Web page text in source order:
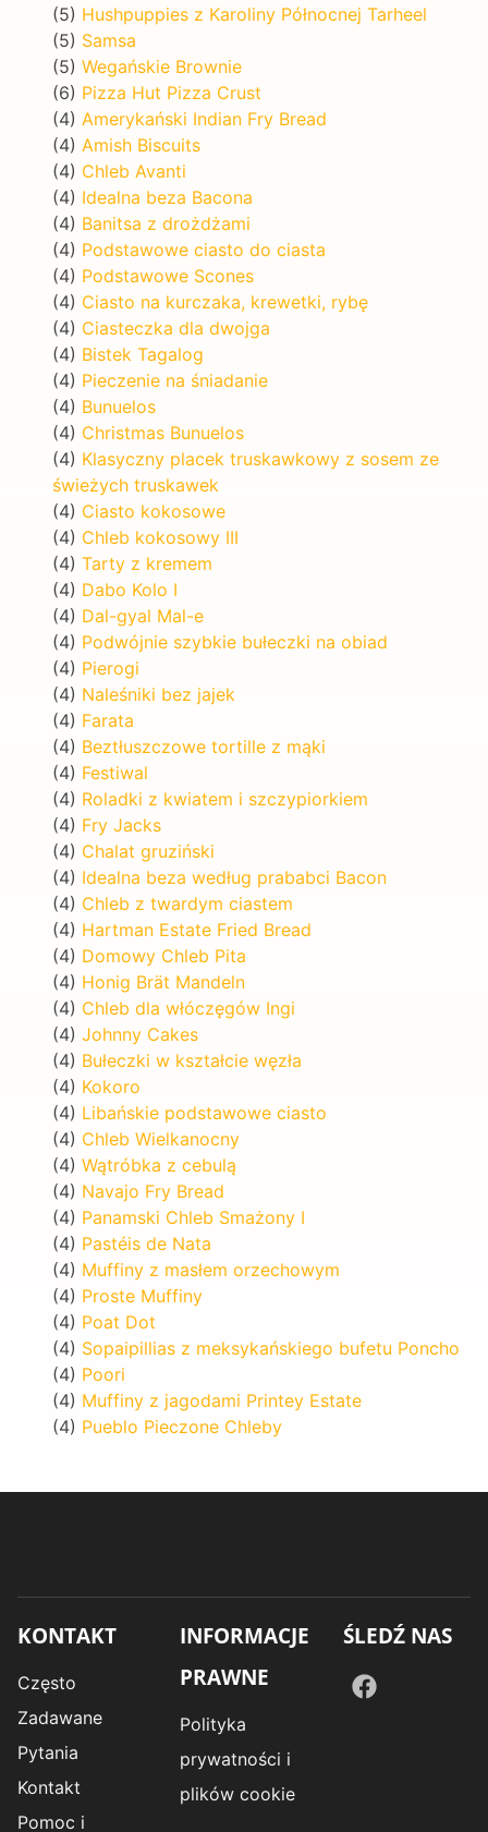
(5) Hushpuppies z Karoliny Północnej Tarheel
(5) Samsa
(5) Wegańskie Brownie
(6) Pizza Hut Pizza Crust
(4) Amerykański Indian Fry Bread
(4) Amish Biscuits
(4) Chleb Avanti
(4) Idealna beza Bacona
(4) Banitsa z drożdżami
(4) Podstawowe ciasto do ciasta
(4) Podstawowe Scones
(4) Ciasto na kurczaka, krewetki, rybę
(4) Ciasteczka dla dwojga
(4) Bistek Tagalog
(4) Pieczenie na śniadanie
(4) Bunuelos
(4) Christmas Bunuelos
(4) Klasyczny placek truskawkowy z sosem ze
świeżych truskawek
(4) Ciasto kokosowe
(4) Chleb kokosowy III
(4) Tarty z kremem
(4) Dabo Kolo I
(4) Dal-gyal Mal-e
(4) Podwójnie szybkie bułeczki na obiad
(4) Pierogi
(4) Naleśniki bez jajek
(4) Farata
(4) Beztłuszczowe tortille z mąki
(4) Festiwal
(4) Roladki z kwiatem i szczypiorkiem
(4) Fry Jacks
(4) Chalat gruziński
(4) Idealna beza według prababci Bacon
(4) Chleb z twardym ciastem
(4) Hartman Estate Fried Bread
(4) Domowy Chleb Pita
(4) Honig Brät Mandeln
(4) Chleb dla włóczęgów Ingi
(4) Johnny Cakes
(4) Bułeczki w kształcie węzła
(4) Kokoro
(4) Libańskie podstawowe ciasto
(4) Chleb Wielkanocny
(4) Wątróbka z cebulą
(4) Navajo Fry Bread
(4) Panamski Chleb Smażony I
(4) Pastéis de Nata
(4) Muffiny z masłem orzechowym
(4) Proste Muffiny
(4) Poat Dot
(4) Sopaipillias z meksykańskiego bufetu Poncho
(4) Poori
(4) Muffiny z jagodami Printey Estate
(4) Pueblo Pieczone Chleby
KONTAKT
Często
Zadawane
Pytania
Kontakt
Pomoc i
INFORMACJE
PRAWNE
Polityka
prywatności i
plików cookie
ŚLEDŹ NAS